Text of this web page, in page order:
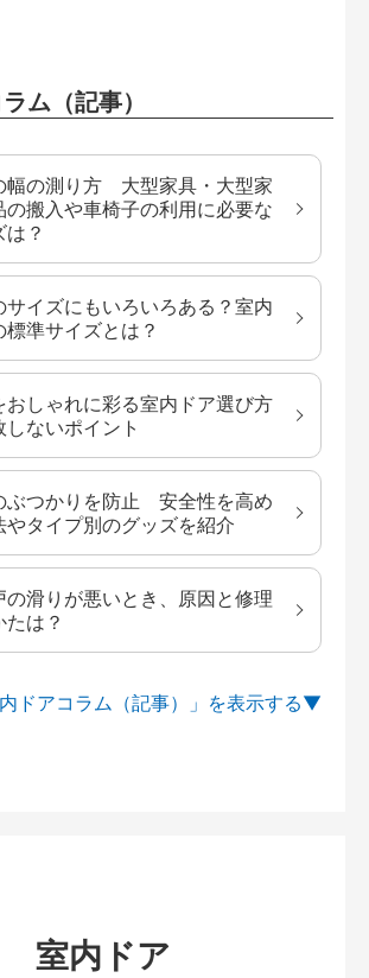
ム（記事）
幅の測り方 大型家具・大型家
の搬入や車椅子の利用に必要な
？
サイズにもいろいろある？室内
標準サイズとは？
おしゃれに彩る室内ドア選び方
しないポイント
ぶつかりを防止 安全性を高め
やタイプ別のグッズを紹介
の滑りが悪いとき、原因と修理
は？
ドアコラム（記事）」を
室内ドア